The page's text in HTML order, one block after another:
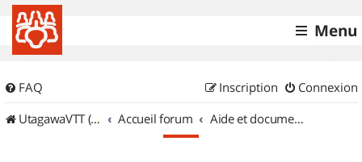
Menu
FAQ Connexion
Inscription
UtagawaVTT (Randos VTT et VTTAE avec traces GPS)
Accueil forum Aide et documentation